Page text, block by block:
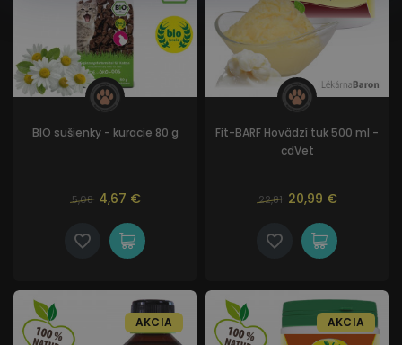
BIO sušienky - kuracie 80 g
5,08 4,67 €
Fit-BARF Hovädzí tuk 500 ml -
cdVet
22,81 20,99 €
AKCIA AKCIA